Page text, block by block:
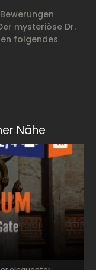
mysteriöse Dr.
folgendes
Nähe